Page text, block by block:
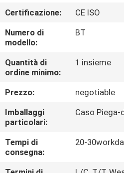
GIRO
DELLA
FABBRICA
CONTROLLO
DI
QUALITÀ
CONTATTICI
Certificazione:
CE ISO
Numero di
modello:
BT
Quantità di
ordine minimo:
1 insieme
Prezzo:
negotiable
Imballaggi
particolari:
Caso Piega-
Tempi di
consegna:
20-